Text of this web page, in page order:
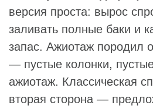
версия проста: вырос
заливать полные баки и
запас. Ажиотаж породил
— пустые колонки,
ажиотаж. Классическая
вторая сторона —